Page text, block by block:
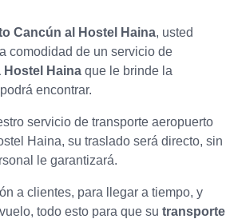
Cancún al Hostel Haina, usted
comodidad de un servicio de
Haina que le brinde la
encontrar.
servicio de transporte aeropuerto
Haina, su traslado será directo, sin
le garantizará.
a clientes, para llegar a tiempo, y
todo esto para que su transporte